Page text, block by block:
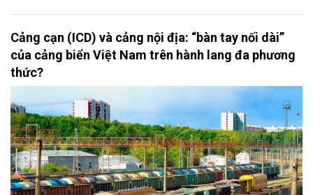
Cảng cạn (ICD) và cảng nội địa: “bàn tay nối dài”
của cảng biển Việt Nam trên hành lang đa phương
thức?